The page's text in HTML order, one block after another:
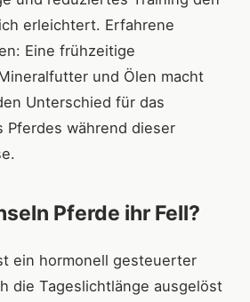
erleichtert. Erfahrene
Eine frühzeitige
und Ölen macht
Unterschied für das
Pferdes während dieser
Pferde ihr Fell?
ein hormonell gesteuerter
die Tageslichtlänge ausgelöst